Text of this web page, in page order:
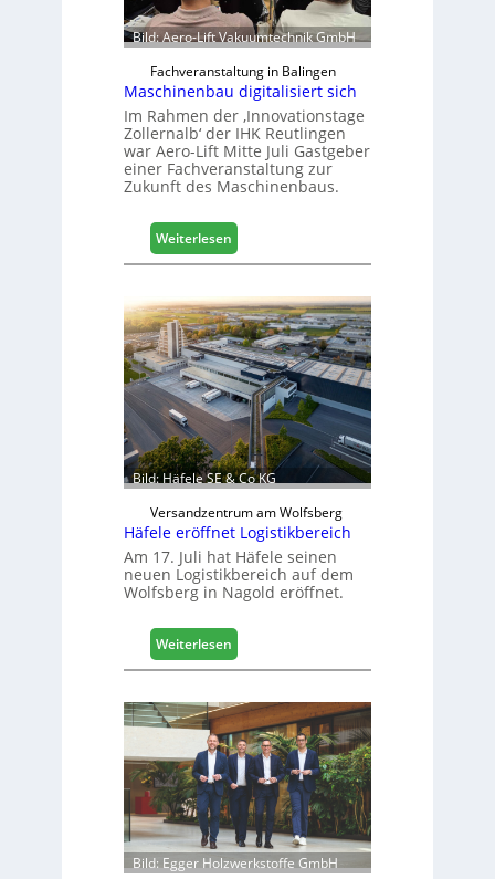
Bild: Aero-Lift Vakuumtechnik GmbH
Fachveranstaltung in Balingen
Maschinenbau digitalisiert sich
Im Rahmen der ‚Innovationstage
Zollernalb‘ der IHK Reutlingen
war Aero-Lift Mitte Juli Gastgeber
einer Fachveranstaltung zur
Zukunft des Maschinenbaus.
Weiterlesen:
M
s
c
h
i
n
e
n
b
a
u
d
i
g
i
t
i
i
e
r
t
s
c
h
Bild: Häfele SE & Co KG
Versandzentrum am Wolfsberg
Häfele eröffnet Logistikbereich
Am 17. Juli hat Häfele seinen
neuen Logistikbereich auf dem
Wolfsberg in Nagold eröffnet.
Weiterlesen:
H
f
e
l
e
e
r
ö
f
f
Bild: Egger Holzwerkstoffe GmbH